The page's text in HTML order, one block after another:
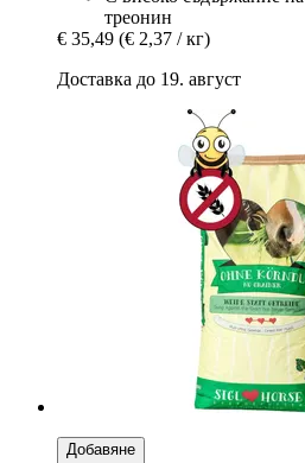
треонин
€ 35,49 (€ 2,37 / кг)
Доставка до 19. август
Добавяне